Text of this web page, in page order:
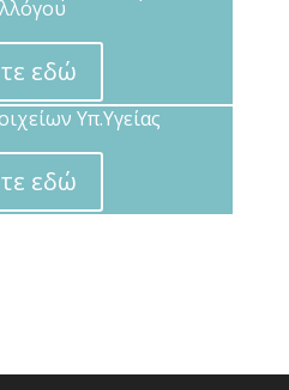
εδώ
Υπ.Υγείας
εδώ